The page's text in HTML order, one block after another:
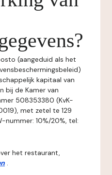
(aangeduid als het
kapitaal van
bij de Kamer van
508353380 (KvK-
met zetel te 129
nummer: 10%/20%, tel:
het restaurant,
.